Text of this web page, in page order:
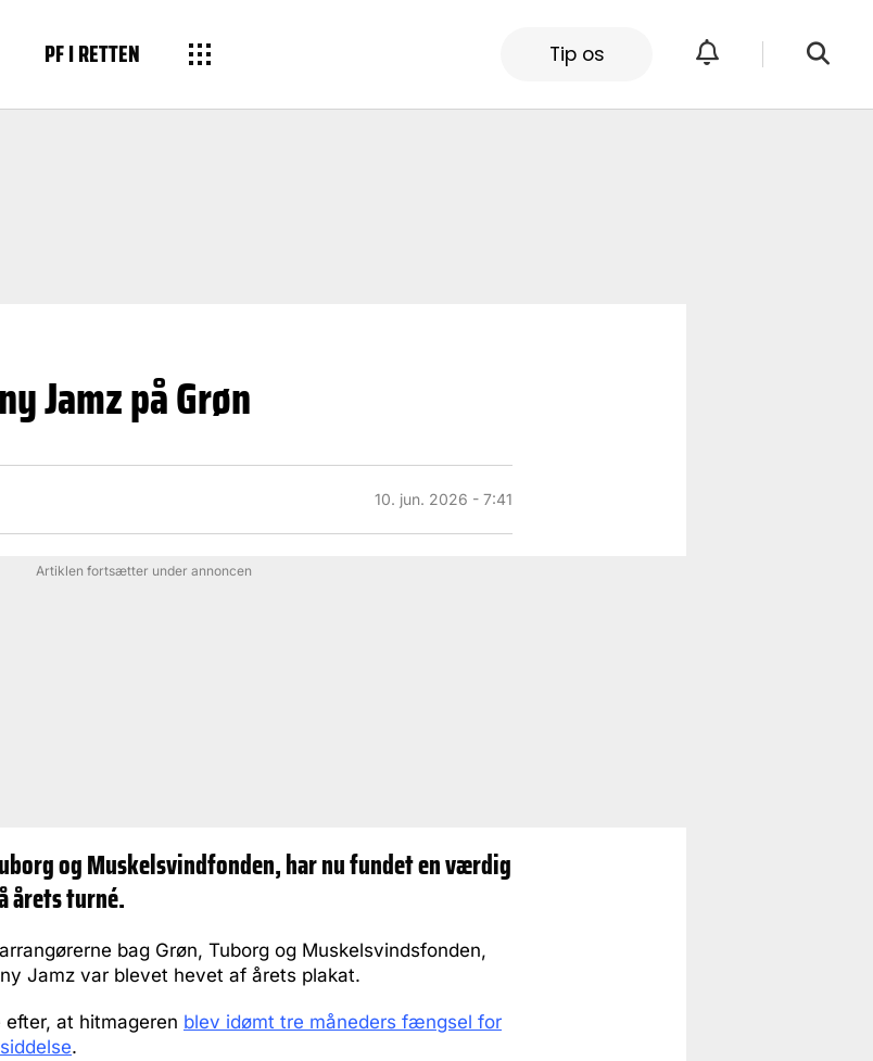
PF I RETTEN Tip os
Jamz på Grøn
10. jun. 2026 - 7:41
Artiklen fortsætter under annoncen
og Muskelsvindfonden, har nu fundet en værdig
årets turné.
bag Grøn, Tuborg og Muskelsvindsfonden,
Jamz var blevet hevet af årets plakat.
at hitmageren blev idømt tre måneders fængsel for
.